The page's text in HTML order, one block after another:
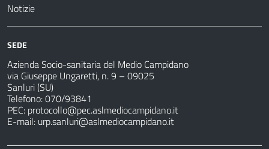
Notizie
SEDE
Azienda Socio-sanitaria del Medio Campidano
via Giuseppe Ungaretti, n. 9 – 09025
Sanluri (SU)
Telefono: 070/93841
PEC: protocollo@pec.aslmediocampidano.it
E-mail: urp.sanluri@aslmediocampidano.it